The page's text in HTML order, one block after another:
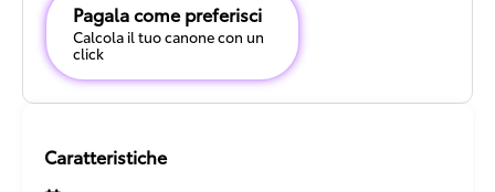
Pagala come preferisci
Calcola il tuo canone con un
click
Caratteristiche